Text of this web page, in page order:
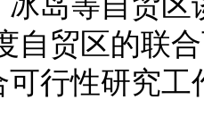
自贸区的联
可行性研究工